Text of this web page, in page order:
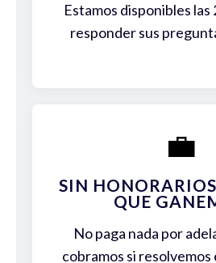
Estamos disponibles las
responder sus
💼
SIN
QUE
No paga nada por
cobramos si